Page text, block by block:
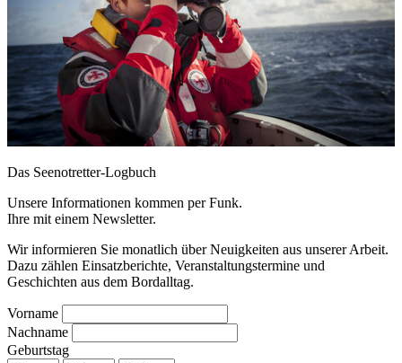
Das Seenotretter-Logbuch
Unsere Informationen kommen per Funk.
Ihre mit einem Newsletter.
Wir informieren Sie monatlich über Neuigkeiten aus unserer Arbeit.
Dazu zählen Einsatzberichte, Veranstaltungstermine und
Geschichten aus dem Bordalltag.
Vorname
Nachname
Geburtstag